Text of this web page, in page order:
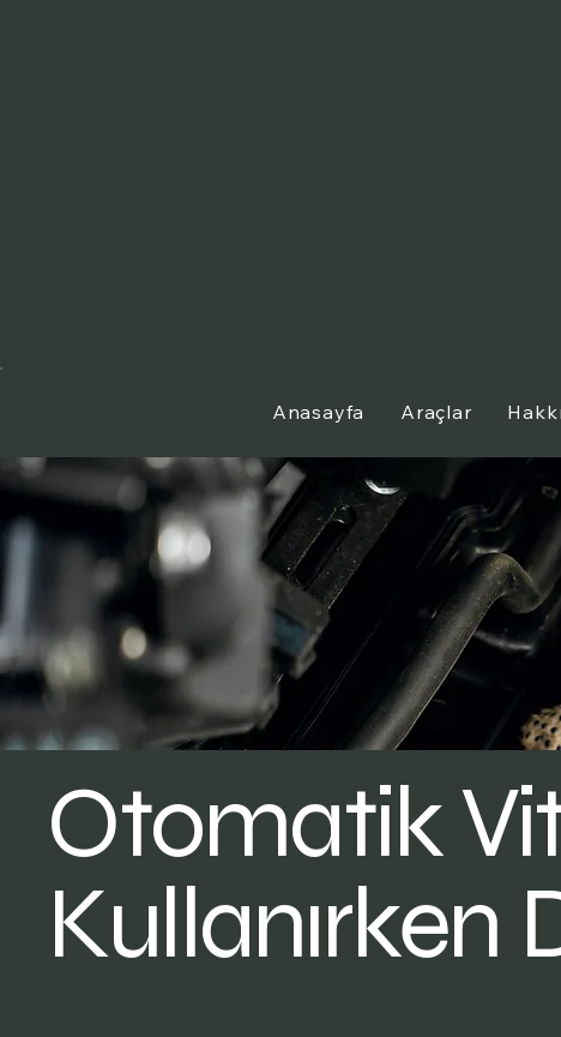
Anasayfa Araçlar
Otomatik
Kullanırken